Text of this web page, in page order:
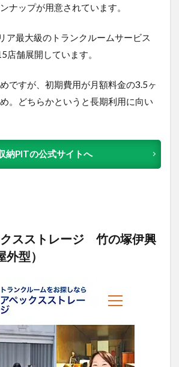
ナップが用意されています。
ア最大級のトランクルームサービス
店舗展開しています。
ですが、初期費用が月額料金の3.5ヶ
。どちらかというと長期利用に向い
納PITの公式サイトへ
クスストレージ 竹の塚伊興
型）